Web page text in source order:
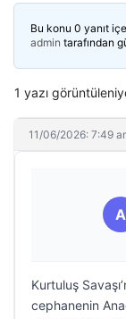
Bu konu 0 yanıt
admin tarafından
1 yazı
11/06/2026: 7:49
A
Kurtuluş
cephanenin